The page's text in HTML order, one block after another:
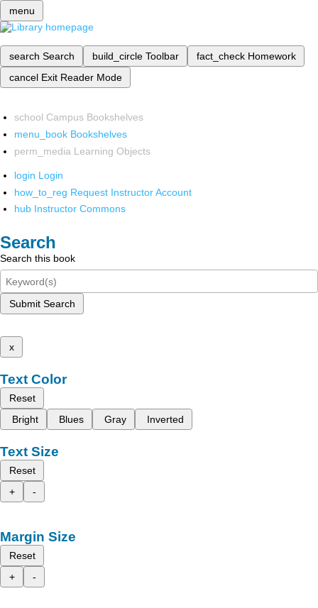
menu
search Search build_circle Toolbar fact_check Homework
cancel Exit Reader Mode
school Campus Bookshelves
menu_book Bookshelves
perm_media Learning Objects
login Login
how_to_reg Request Instructor Account
hub Instructor Commons
Search
Search this book
Submit Search
x
Text Color
Reset
Bright
Blues Gray Inverted
Text Size
Reset
+
-
Margin Size
Reset
+
-